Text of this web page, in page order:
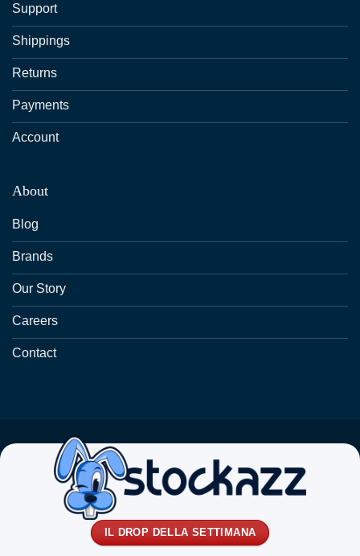
Support
Shippings
Returns
Payments
Account
About
Blog
Brands
Our Story
Careers
Contact
IL DROP DELLA SETTIMANA